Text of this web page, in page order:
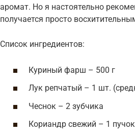
аромат. Но я настоятельно
получается просто
Список ингредиентов:
Куриный фарш – 500 г
Лук репчатый – 1 шт.
Чеснок – 2 зубчика
Кориандр свежий – 1 пучок